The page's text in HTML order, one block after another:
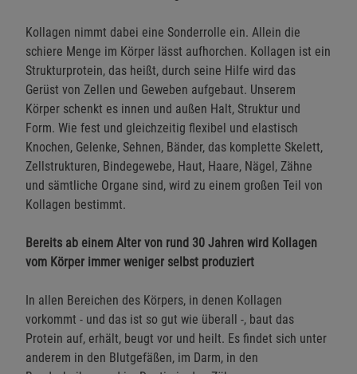
Kollagen nimmt dabei eine Sonderrolle ein. Allein die
schiere Menge im Körper lässt aufhorchen. Kollagen ist ein
Strukturprotein, das heißt, durch seine Hilfe wird das
Gerüst von Zellen und Geweben aufgebaut. Unserem
Körper schenkt es innen und außen Halt, Struktur und
Form. Wie fest und gleichzeitig flexibel und elastisch
Knochen, Gelenke, Sehnen, Bänder, das komplette Skelett,
Zellstrukturen, Bindegewebe, Haut, Haare, Nägel, Zähne
und sämtliche Organe sind, wird zu einem großen Teil von
Kollagen bestimmt.
Bereits ab einem Alter von rund 30 Jahren wird Kollagen
vom Körper immer weniger selbst produziert
In allen Bereichen des Körpers, in denen Kollagen
vorkommt - und das ist so gut wie überall -, baut das
Protein auf, erhält, beugt vor und heilt. Es findet sich unter
anderem in den Blutgefäßen, im Darm, in den